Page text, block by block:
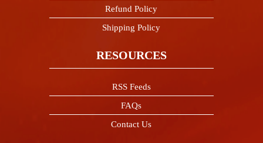
Refund Policy
Shipping Policy
RESOURCES
RSS Feeds
FAQs
Contact Us